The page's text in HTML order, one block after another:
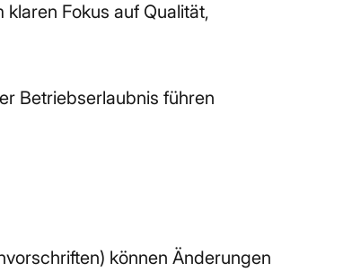
Fokus auf Qualität,
Betriebserlaubnis führen
können Änderungen